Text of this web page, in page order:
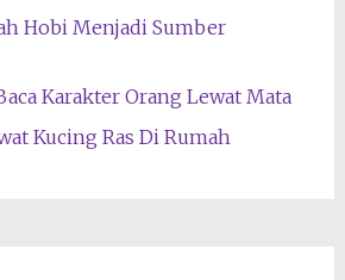
Hobi Menjadi Sumber
Karakter Orang Lewat Mata
Kucing Ras Di Rumah